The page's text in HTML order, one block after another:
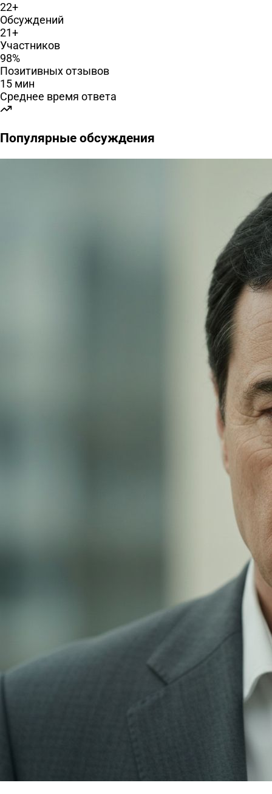
22+
Обсуждений
21+
Участников
98%
Позитивных отзывов
15 мин
Среднее время ответа
Популярные обсуждения